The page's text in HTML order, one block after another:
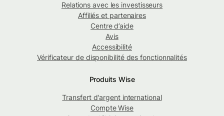
Relations avec les investisseurs
Affiliés et partenaires
Centre d’aide
Avis
Accessibilité
Vérificateur de disponibilité des fonctionnalités
Produits Wise
Transfert d'argent international
Compte Wise